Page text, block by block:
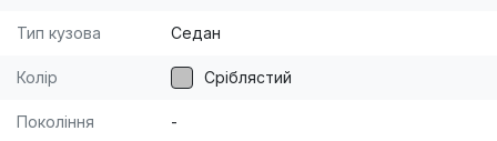
Тип кузова Седан
Колір Сріблястий
Покоління -